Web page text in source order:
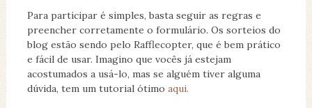
Para participar é simples, basta seguir as regras e
preencher corretamente o formulário. Os sorteios do
blog estão sendo pelo Rafflecopter, que é bem prático
e fácil de usar. Imagino que vocês já estejam
acostumados a usá-lo, mas se alguém tiver alguma
dúvida, tem um tutorial ótimo aqui.